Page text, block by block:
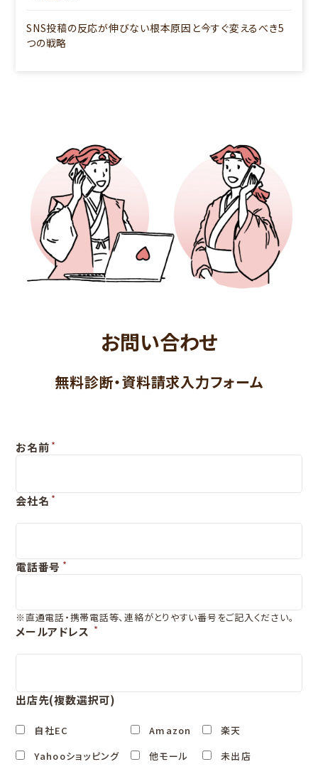
SNS投稿の反応が伸びない根本原因と今すぐ変えるべき5
つの戦略
お問い合わせ
無料診断・資料請求入力フォーム
お名前 *
会社名 *
電話番号 *
※直通電話・携帯電話等、連絡がとりやすい番号をご記入ください。
メールアドレス *
出店先(複数選択可)
自社EC Amazon
楽天
Yahooショッピング
他モール
未出店